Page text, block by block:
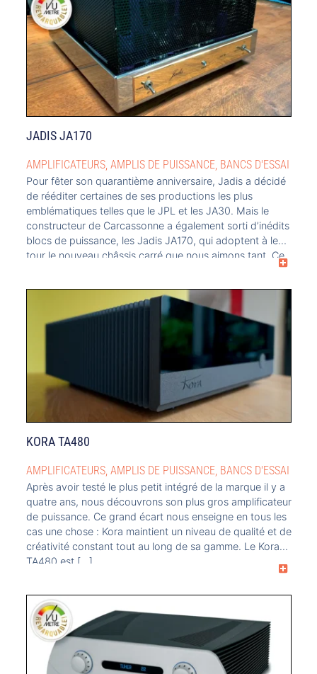
JADIS JA170
AMPLIFICATEURS, AMPLIS DE PUISSANCE, BANCS D'ESSAI
Pour fêter son quarantième anniversaire, Jadis a décidé
de rééditer certaines de ses productions les plus
emblématiques telles que le JPL et les JA30. Mais le
constructeur de Carcassonne a également sorti d’inédits
blocs de puissance, les Jadis JA170, qui adoptent à leur
tour le nouveau châssis carré que nous aimons tant. Ce
KORA TA480
AMPLIFICATEURS, AMPLIS DE PUISSANCE, BANCS D'ESSAI
Après avoir testé le plus petit intégré de la marque il y a
quatre ans, nous découvrons son plus gros amplificateur
de puissance. Ce grand écart nous enseigne en tous les
cas une chose : Kora maintient un niveau de qualité et de
créativité constant tout au long de sa gamme. Le Kora
TA480 est […]